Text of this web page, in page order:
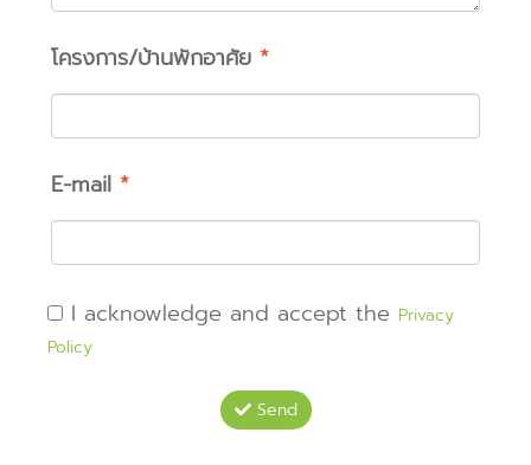
โครงการ/บ้านพักอาศัย *
E-mail *
I acknowledge and accept the Privacy
Policy
Send